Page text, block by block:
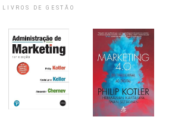
LIVROS DE GESTÃO